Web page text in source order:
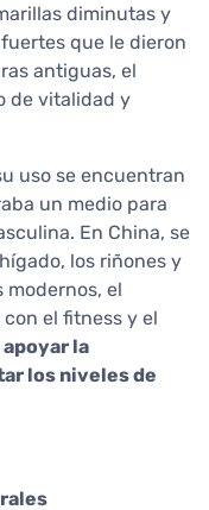
diminutas y
que le dieron
antiguas, el
de vitalidad y
uso se encuentran
un medio para
En China, se
los riñones y
modernos, el
el fitness y el
apoyar la
los niveles de